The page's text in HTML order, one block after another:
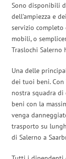
Sono disponibili
dell’ampiezza e
servizio completo
mobili, o
Traslochi Salerno
Una delle
dei tuoi beni.
nostra squadra
beni con la
venga
trasporto su
di Salerno a